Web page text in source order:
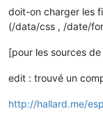
doit-on charger les
(/data/css , /date/
[pour les sources
edit : trouvé un
http://hallard.me/